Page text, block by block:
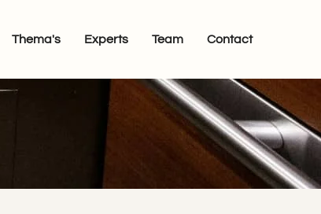
Thema's Experts Team Contact